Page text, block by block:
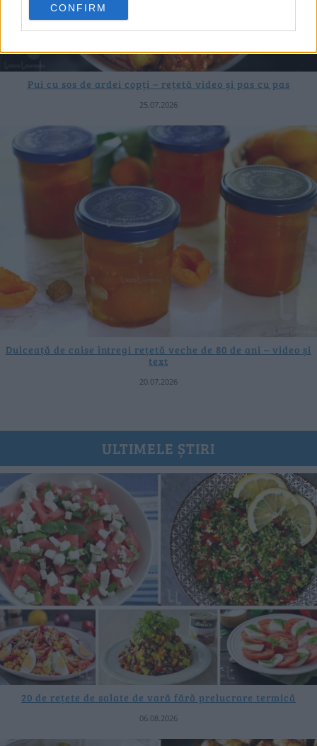
CONFIRM
Pui cu sos de ardei copți – rețetă video și pas cu pas
25.07.2026
Dulceață de caise întregi rețetă veche de 80 de ani – video și
text
20.07.2026
ULTIMELE ȘTIRI
20 de rețete de salate de vară fără prelucrare termică
06.08.2026